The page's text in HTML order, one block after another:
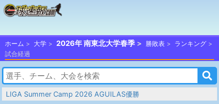
ホーム 大学 2026年 南東北大学春季 勝敗表
ランキング
試合経過
LIGA Summer Camp 2026 AGUILAS優勝